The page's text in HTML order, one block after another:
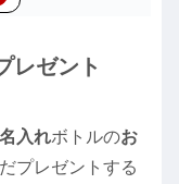
レゼント
名入れボトルのお
プレゼントする